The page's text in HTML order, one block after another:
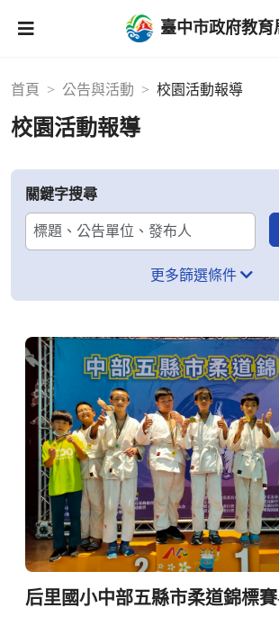
臺中市政府教育
首頁 公告與活動 校園活動報導
校園活動報導
關鍵字搜尋
更多篩選條件
后里國小中部五縣市柔道錦標